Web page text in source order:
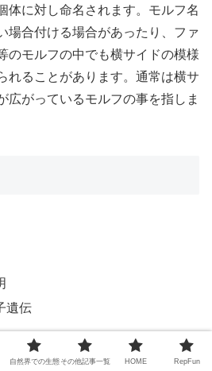
に対し命名されます。モルフ名
場合付ける場合があったり、ファ
のモルフの中でも横サイドの模様
れることがあります。通常は横サ
広がっているモルフの事を指しま
遺伝
自然界での生態 その他記事一覧 HOME RepFun